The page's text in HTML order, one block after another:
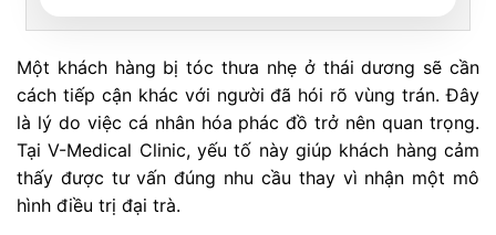
Một khách hàng bị tóc thưa nhẹ ở thái dương sẽ cần
cách tiếp cận khác với người đã hói rõ vùng trán. Đây
là lý do việc cá nhân hóa phác đồ trở nên quan trọng.
Tại V-Medical Clinic, yếu tố này giúp khách hàng cảm
thấy được tư vấn đúng nhu cầu thay vì nhận một mô
hình điều trị đại trà.